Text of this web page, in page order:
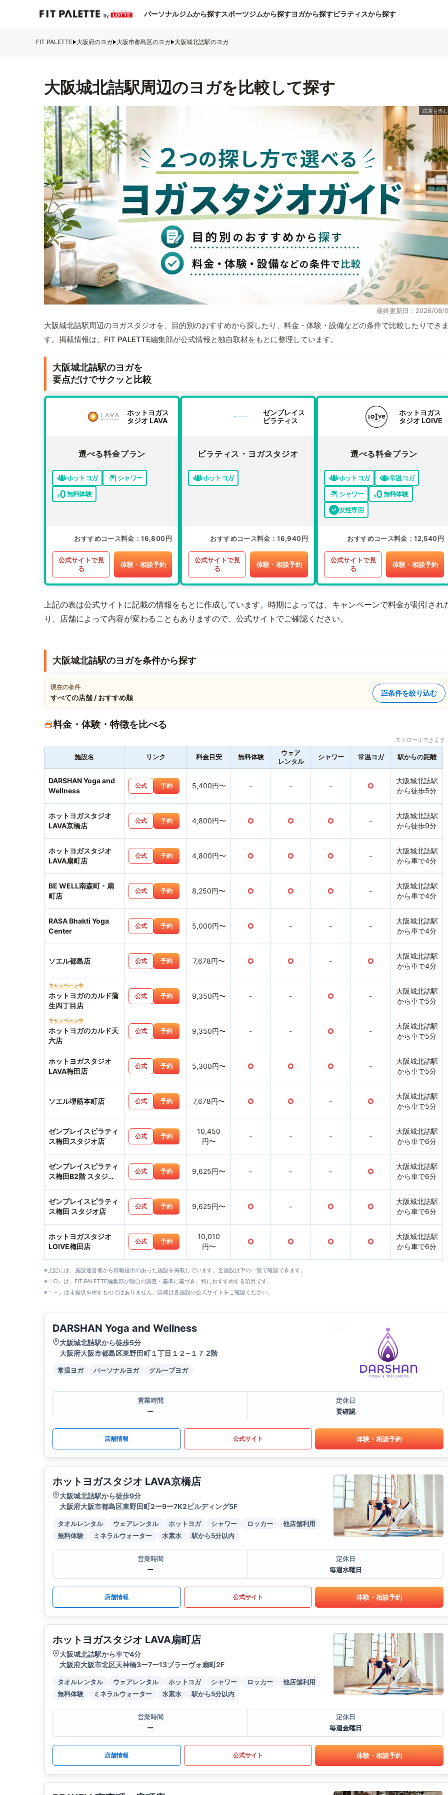
パーソナルジムから探すスポーツジムから探すヨガから探すピラティスから探す
FIT PALETTE 大阪府のヨガ 大阪市都島区のヨガ 大阪城北詰駅のヨガ
大阪城北詰駅周辺のヨガを比較して探す
最終更新日：2026/08/
大阪城北詰駅周辺のヨガスタジオを、目的別のおすすめから探したり、料金・体験・設備などの条件で比較したりでき
す。掲載情報は、FIT PALETTE編集部が公式情報と独自取材をもとに整理しています。
大阪城北詰駅のヨガを
要点だけでサクッと比較
ホットヨガス
タジオ LAVA
選べる料金プラン
ホットヨガ
シャワー
無料体験
おすすめコース料金 16,800円
公式サイトで見
る
体験・相談予約
ゼンプレイス
ピラティス
ピラティス・ヨガスタジオ
ホットヨガ
おすすめコース料金 16,940円
公式サイトで見
る
体験・相談予約
ホットヨガス
タジオ LOIVE
選べる料金プラン
ホットヨガ
常温ヨガ
シャワー
無料体験
女性専用
おすすめコース料金 12,540円
公式サイトで見
る
体験・相談予約
上記の表は公式サイトに記載の情報をもとに作成しています。時期によっては、キャンペーンで料金が割引され
り、店舗によって内容が変わることもありますので、公式サイトでご確認ください。
大阪城北詰駅のヨガを条件から探す
現在の条件
すべての店舗 / おすすめ順
条件を絞り込む
料金・体験・特徴を比べる
スクロールできま
施設名 リンク 料金目安 無料体験
ウェア
レンタル
シャワー 常温ヨガ 駅からの距離
DARSHAN Yoga and
Wellness
公式 予約 5,400円〜 - - - ○
大阪城北詰駅
から徒歩5分
ホットヨガスタジオ
LAVA京橋店
公式 予約 4,800円〜 ○ ○ ○ -
大阪城北詰駅
から徒歩9分
ホットヨガスタジオ
LAVA扇町店
公式 予約 4,800円〜 ○ ○ ○ -
大阪城北詰駅
から車で4分
BE WELL南森町・扇
町店
公式 予約 8,250円〜 ○ ○ ○ -
大阪城北詰駅
から車で4分
RASA Bhakti Yoga
Center
公式 予約 5,000円〜 ○ - - -
大阪城北詰駅
から車で4分
ソエル都島店 公式 予約 7,678円〜 ○ ○ - ○
大阪城北詰駅
から車で4分
キャンペーン中
ホットヨガのカルド蒲
生四丁目店
公式 予約 9,350円〜 - - ○ -
大阪城北詰駅
から車で5分
キャンペーン中
ホットヨガのカルド天
六店
公式 予約 9,350円〜 - - ○ -
大阪城北詰駅
から車で5分
ホットヨガスタジオ
LAVA梅田店
公式 予約 5,300円〜 ○ ○ ○ -
大阪城北詰駅
から車で5分
ソエル堺筋本町店 公式 予約 7,678円〜 ○ ○ - ○
大阪城北詰駅
から車で5分
ゼンプレイスピラティ
ス梅田スタジオ店
公式 予約
10,450
円〜
- - - -
大阪城北詰駅
から車で6分
ゼンプレイスピラティ
ス梅田B2階 スタジオ
公式 予約 9,625円〜 - - - ○
大阪城北詰駅
から車で6分
ゼンプレイスピラティ
ス梅田 スタジオ店
公式 予約 9,625円〜 ○ - ○ ○
大阪城北詰駅
から車で6分
ホットヨガスタジオ
LOIVE梅田店
公式 予約
10,010
円〜
○ ○ ○ ○
大阪城北詰駅
から車で6分
※上記には、施設運営者から情報提供のあった施設を掲載しています。全施設は下の一覧で確認できます。
※「○」は、FIT PALETTE編集部が独自の調査・基準に基づき、特におすすめする項目です。
※「－」は未提供を示すものではありません。詳細は各施設の公式サイトをご確認ください。
DARSHAN Yoga and Wellness
大阪城北詰駅から徒歩5分
大阪府大阪市都島区東野田町１丁目１２−１７ 2階
常温ヨガ パーソナルヨガ グループヨガ
営業時間
ー
定休日
要確認
店舗情報 公式サイト 体験・相談予約
ホットヨガスタジオ LAVA京橋店
大阪城北詰駅から徒歩9分
大阪府大阪市都島区東野田町2ー9ー7K2ビルディング5F
タオルレンタル ウェアレンタル ホットヨガ シャワー ロッカー
他店舗利用
無料体験
ミネラルウォーター 水素水 駅から5分以内
営業時間
ー
定休日
毎週水曜日
店舗情報 公式サイト 体験・相談予約
ホットヨガスタジオ LAVA扇町店
大阪城北詰駅から車で4分
大阪府大阪市北区天神橋3ー7ー13ブラーヴォ扇町2F
タオルレンタル ウェアレンタル ホットヨガ シャワー ロッカー
他店舗利用
無料体験
ミネラルウォーター 水素水 駅から5分以内
営業時間
ー
定休日
毎週金曜日
店舗情報 公式サイト 体験・相談予約